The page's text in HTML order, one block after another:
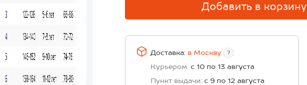
Добавить в корзину
Доставка: в Москву ?
Курьером: с 10 по 13 августа
Пункт выдачи: с 9 по 12 августа